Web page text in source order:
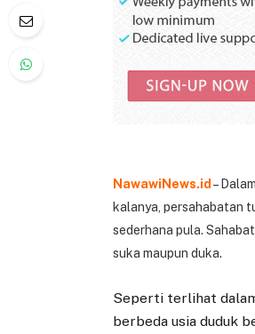
NawawiNews.id –
kalanya, persahabatan
sederhana pula.
suka maupun duka.
Seperti terlihat
berbeda usia duduk